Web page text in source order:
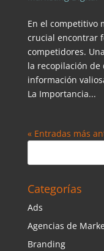
En el competitivo
crucial encontrar
competidores.
la recopilación
información
La Importancia...
« Entradas más
Categorías
Ads
Agencias de
Branding